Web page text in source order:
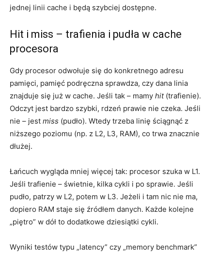
jednej linii cache i będą szybciej dostępne.
Hit i miss – trafienia i pudła w cache
procesora
Gdy procesor odwołuje się do konkretnego adresu
pamięci, pamięć podręczna sprawdza, czy dana linia
znajduje się już w cache. Jeśli tak – mamy hit(trafienie).
Odczyt jest bardzo szybki, rdzeń prawie nie czeka. Jeśli
nie – jest miss (pudło). Wtedy trzeba linię ściągnąć z
niższego poziomu (np. z L2, L3, RAM), co trwa znacznie
dłużej.
Łańcuch wygląda mniej więcej tak: procesor szuka w L1.
Jeśli trafienie – świetnie, kilka cykli i po sprawie. Jeśli
pudło, patrzy w L2, potem w L3. Jeżeli i tam nic nie ma,
dopiero RAM staje się źródłem danych. Każde kolejne
„piętro” w dół to dodatkowe dziesiątki cykli.
Wyniki testów typu „latency” czy „memory benchmark”